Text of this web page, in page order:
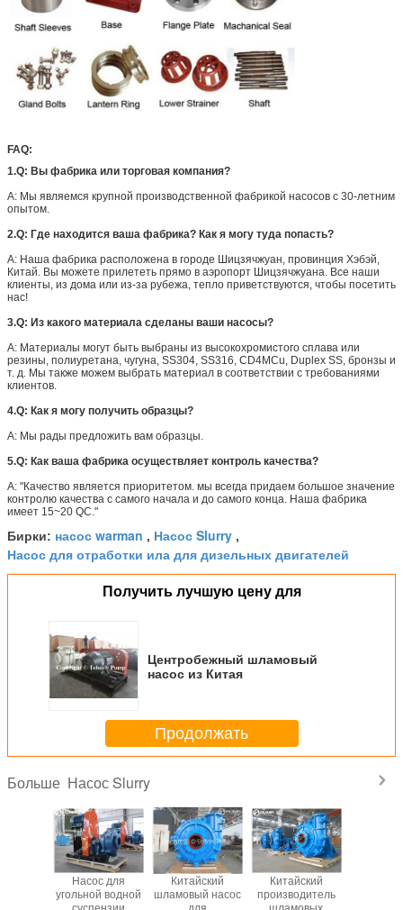
FAQ:
1.Q: Вы фабрика или торговая компания?
A: Мы являемся крупной производственной фабрикой насосов с 30-летним
опытом.
2.Q: Где находится ваша фабрика? Как я могу туда попасть?
A: Наша фабрика расположена в городе Шицзячжуан, провинция Хэбэй,
Китай. Вы можете прилететь прямо в аэропорт Шицзячжуана. Все наши
клиенты, из дома или из-за рубежа, тепло приветствуются, чтобы посетить
нас!
3.Q: Из какого материала сделаны ваши насосы?
A: Материалы могут быть выбраны из высокохромистого сплава или
резины, полиуретана, чугуна, SS304, SS316, CD4MCu, Duplex SS, бронзы и
т. д. Мы также можем выбрать материал в соответствии с требованиями
клиентов.
4.Q: Как я могу получить образцы?
A: Мы рады предложить вам образцы.
5.Q: Как ваша фабрика осуществляет контроль качества?
A: "Качество является приоритетом. мы всегда придаем большое значение
контролю качества с самого начала и до самого конца. Наша фабрика
имеет 15~20 QC."
Бирки: насос warman , Насос Slurry ,
Насос для отработки ила для дизельных двигателей
Получить лучшую цену для
Центробежный шламовый
насос из Китая
Продолжать
Больше Насос Slurry
Насос для
угольной водной
Китайский
шламовый насос
Китайский
производитель